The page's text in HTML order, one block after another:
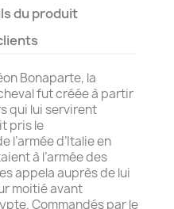
du produit
Bonaparte, la
fut créée à partir
qui lui servirent
pris le
l’armée d’Italie en
à l’armée des
appela auprès de lui
moitié avant
Commandés par le